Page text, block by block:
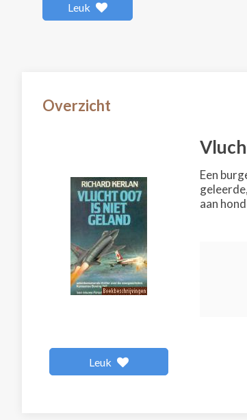
Leuk
Overzicht
Leuk
Een
aan